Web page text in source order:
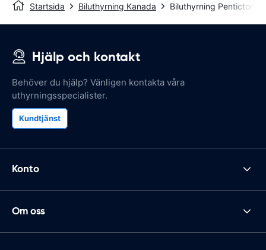
Startsida Biluthyrning Kanada Biluthyrning Penticton
Hjälp och kontakt
Behöver du hjälp? Vänligen kontakta våra
uthyrningsspecialister.
Kundtjänst
Konto
Om oss